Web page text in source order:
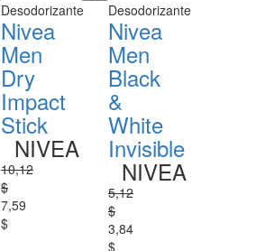
Desodorizante
Nivea
Men
Dry
Impact
Stick
NIVEA
10,12
$
7,59
$
Desodorizante
Nivea
Men
Black
&
White
Invisible
NIVEA
5,12
$
3,84
$